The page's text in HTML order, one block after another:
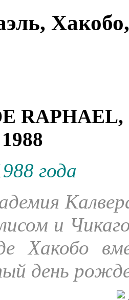
года
и
Хакобо
день